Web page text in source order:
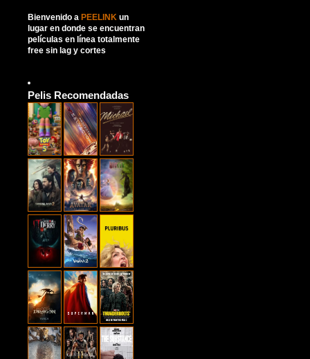
Bienvenido a PEELINK un
lugar en donde se encuentran
películas en línea totalmente
free sin lag y cortes
Pelis Recomendadas